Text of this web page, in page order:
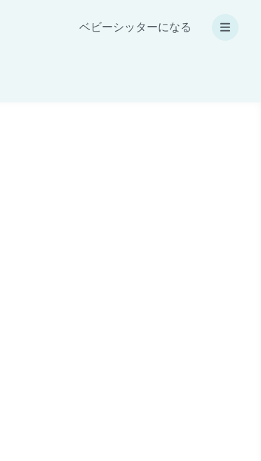
ベビーシッターになる